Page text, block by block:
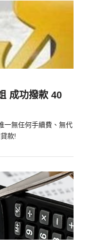
成功撥款 40
一無任何手續費、無代
款!